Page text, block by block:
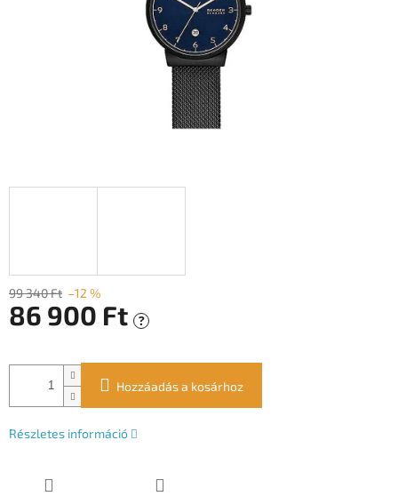
99 340 Ft –12 %
86 900 Ft ?
Hozzáadás a kosárhoz
Részletes információ